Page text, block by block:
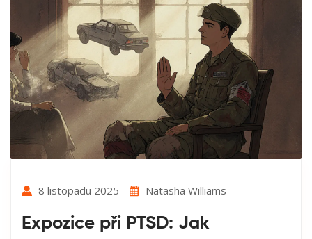
8 listopadu 2025 Natasha Williams
Expozice při PTSD: Jak